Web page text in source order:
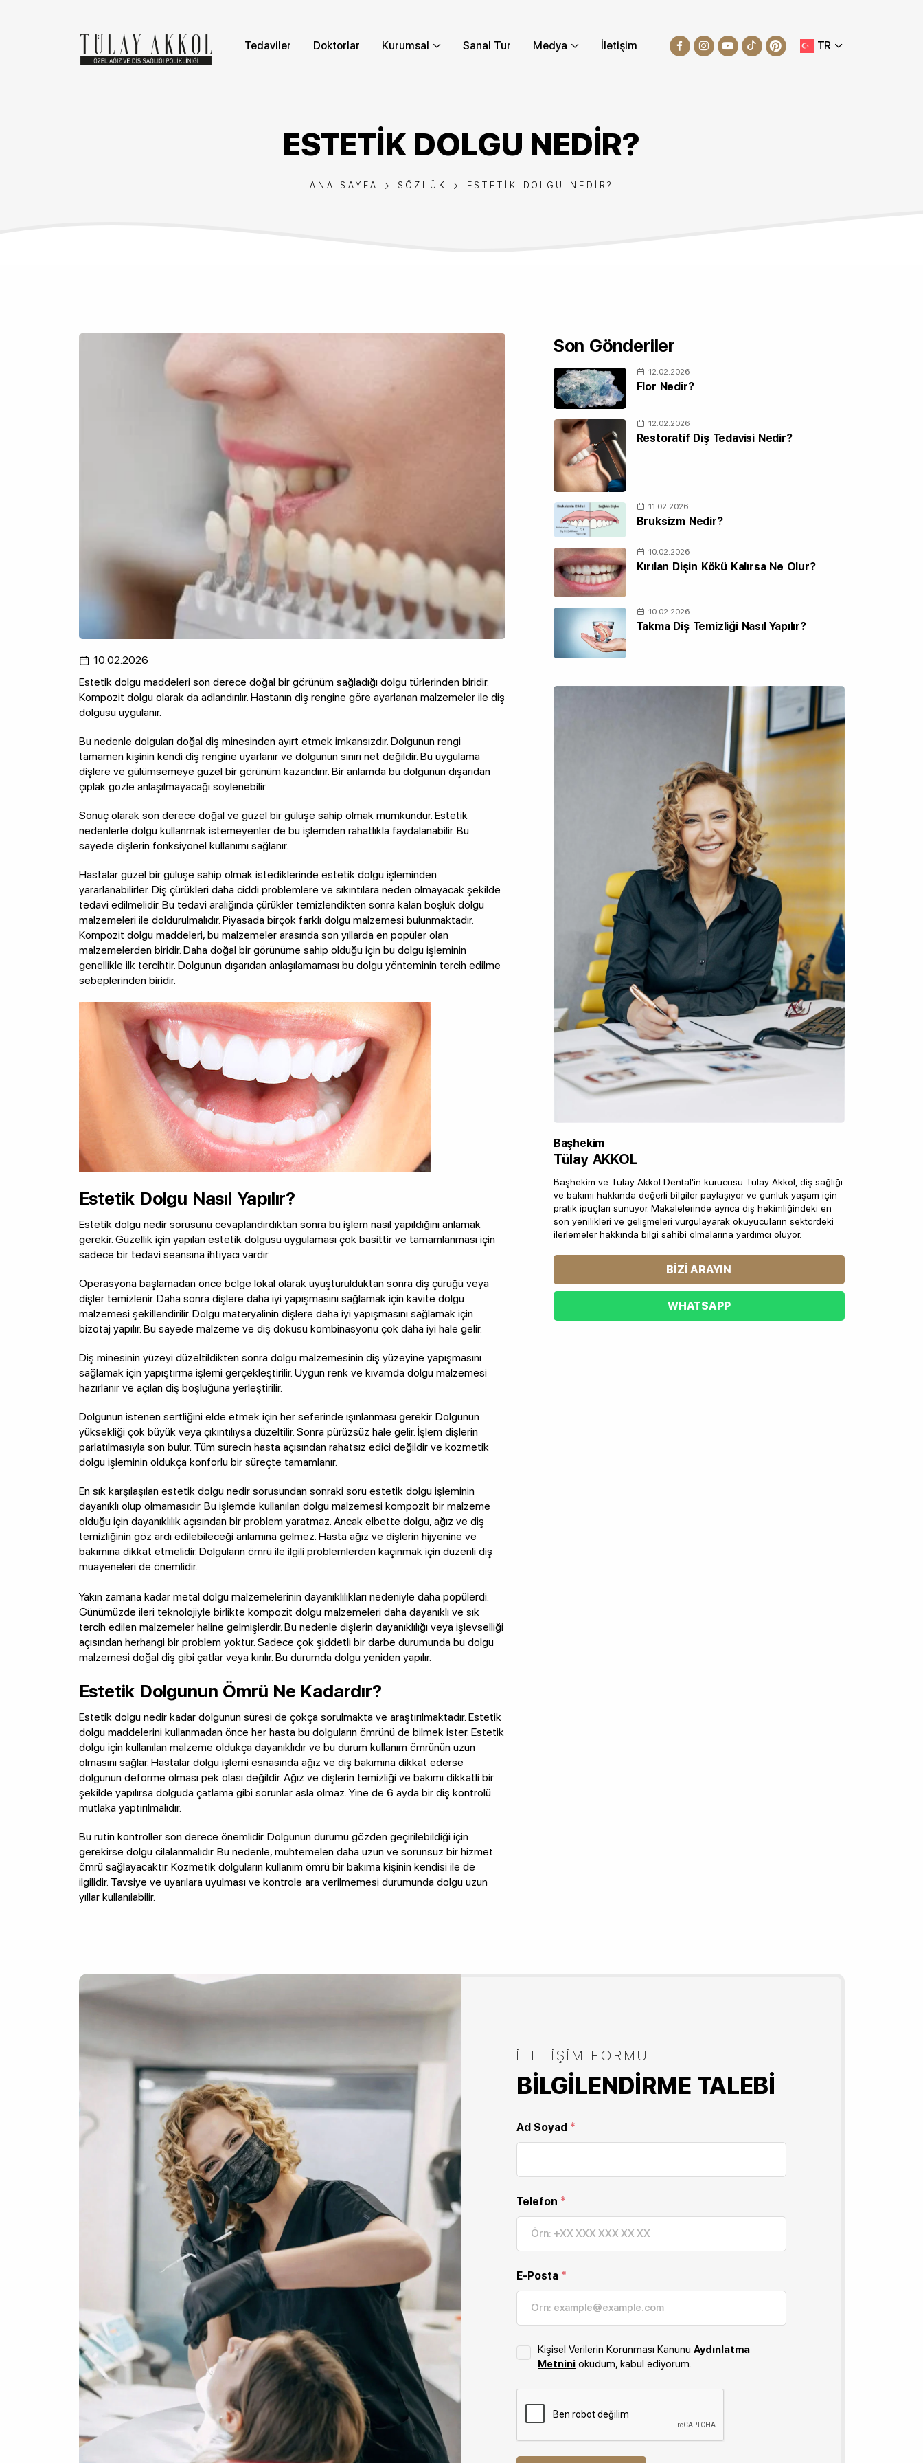
Tedaviler Doktorlar Kurumsal Sanal Tur Medya İletişim TR
ESTETIK DOLGU NEDIR?
ANA SAYFA SÖZLÜK ESTETIK DOLGU NEDIR?
10.02.2026
Estetik dolgu maddeleri son derece doğal bir görünüm sağladığı dolgu türlerinden biridir.
Kompozit dolgu olarak da adlandırılır. Hastanın diş rengine göre ayarlanan malzemeler ile diş
dolgusu uygulanır.
Bu nedenle dolguları doğal diş minesinden ayırt etmek imkansızdır. Dolgunun rengi
tamamen kişinin kendi diş rengine uyarlanır ve dolgunun sınırı net değildir. Bu uygulama
dişlere ve gülümsemeye güzel bir görünüm kazandırır. Bir anlamda bu dolgunun dışarıdan
çıplak gözle anlaşılmayacağı söylenebilir.
Sonuç olarak son derece doğal ve güzel bir gülüşe sahip olmak mümkündür. Estetik
nedenlerle dolgu kullanmak istemeyenler de bu işlemden rahatlıkla faydalanabilir. Bu
sayede dişlerin fonksiyonel kullanımı sağlanır.
Hastalar güzel bir gülüşe sahip olmak istediklerinde estetik dolgu işleminden
yararlanabilirler. Diş çürükleri daha ciddi problemlere ve sıkıntılara neden olmayacak şekilde
tedavi edilmelidir. Bu tedavi aralığında çürükler temizlendikten sonra kalan boşluk dolgu
malzemeleri ile doldurulmalıdır. Piyasada birçok farklı dolgu malzemesi bulunmaktadır.
Kompozit dolgu maddeleri, bu malzemeler arasında son yıllarda en popüler olan
malzemelerden biridir. Daha doğal bir görünüme sahip olduğu için bu dolgu işleminin
genellikle ilk tercihtir. Dolgunun dışarıdan anlaşılamaması bu dolgu yönteminin tercih edilme
sebeplerinden biridir.
Estetik Dolgu Nasıl Yapılır?
Estetik dolgu nedir sorusunu cevaplandırdıktan sonra bu işlem nasıl yapıldığını anlamak
gerekir. Güzellik için yapılan estetik dolgusu uygulaması çok basittir ve tamamlanması için
sadece bir tedavi seansına ihtiyacı vardır.
Operasyona başlamadan önce bölge lokal olarak uyuşturulduktan sonra diş çürüğü veya
dişler temizlenir. Daha sonra dişlere daha iyi yapışmasını sağlamak için kavite dolgu
malzemesi şekillendirilir. Dolgu materyalinin dişlere daha iyi yapışmasını sağlamak için
bizotaj yapılır. Bu sayede malzeme ve diş dokusu kombinasyonu çok daha iyi hale gelir.
Diş minesinin yüzeyi düzeltildikten sonra dolgu malzemesinin diş yüzeyine yapışmasını
sağlamak için yapıştırma işlemi gerçekleştirilir. Uygun renk ve kıvamda dolgu malzemesi
hazırlanır ve açılan diş boşluğuna yerleştirilir.
Dolgunun istenen sertliğini elde etmek için her seferinde ışınlanması gerekir. Dolgunun
yüksekliği çok büyük veya çıkıntılıysa düzeltilir. Sonra pürüzsüz hale gelir. İşlem dişlerin
parlatılmasıyla son bulur. Tüm sürecin hasta açısından rahatsız edici değildir ve kozmetik
dolgu işleminin oldukça konforlu bir süreçte tamamlanır.
En sık karşılaşılan estetik dolgu nedir sorusundan sonraki soru estetik dolgu işleminin
dayanıklı olup olmamasıdır. Bu işlemde kullanılan dolgu malzemesi kompozit bir malzeme
olduğu için dayanıklılık açısından bir problem yaratmaz. Ancak elbette dolgu, ağız ve diş
temizliğinin göz ardı edilebileceği anlamına gelmez. Hasta ağız ve dişlerin hijyenine ve
bakımına dikkat etmelidir. Dolguların ömrü ile ilgili problemlerden kaçınmak için düzenli diş
muayeneleri de önemlidir.
Yakın zamana kadar metal dolgu malzemelerinin dayanıklılıkları nedeniyle daha popülerdi.
Günümüzde ileri teknolojiyle birlikte kompozit dolgu malzemeleri daha dayanıklı ve sık
tercih edilen malzemeler haline gelmişlerdir. Bu nedenle dişlerin dayanıklılığı veya işlevselliği
açısından herhangi bir problem yoktur. Sadece çok şiddetli bir darbe durumunda bu dolgu
malzemesi doğal diş gibi çatlar veya kırılır. Bu durumda dolgu yeniden yapılır.
Estetik Dolgunun Ömrü Ne Kadardır?
Estetik dolgu nedir kadar dolgunun süresi de çokça sorulmakta ve araştırılmaktadır. Estetik
dolgu maddelerini kullanmadan önce her hasta bu dolguların ömrünü de bilmek ister. Estetik
dolgu için kullanılan malzeme oldukça dayanıklıdır ve bu durum kullanım ömrünün uzun
olmasını sağlar. Hastalar dolgu işlemi esnasında ağız ve diş bakımına dikkat ederse
dolgunun deforme olması pek olası değildir. Ağız ve dişlerin temizliği ve bakımı dikkatli bir
şekilde yapılırsa dolguda çatlama gibi sorunlar asla olmaz. Yine de 6 ayda bir diş kontrolü
mutlaka yaptırılmalıdır.
Bu rutin kontroller son derece önemlidir. Dolgunun durumu gözden geçirilebildiği için
gerekirse dolgu cilalanmalıdır. Bu nedenle, muhtemelen daha uzun ve sorunsuz bir hizmet
ömrü sağlayacaktır. Kozmetik dolguların kullanım ömrü bir bakıma kişinin kendisi ile de
ilgilidir. Tavsiye ve uyarılara uyulması ve kontrole ara verilmemesi durumunda dolgu uzun
yıllar kullanılabilir.
Son Gönderiler
12.02.2026
Flor Nedir?
12.02.2026
Restoratif Diş Tedavisi Nedir?
11.02.2026
Bruksizm Nedir?
10.02.2026
Kırılan Dişin Kökü Kalırsa Ne Olur?
10.02.2026
Takma Diş Temizliği Nasıl Yapılır?
Başhekim
Tülay AKKOL
Başhekim ve Tülay Akkol Dental'in kurucusu Tülay Akkol, diş sağlığı
ve bakımı hakkında değerli bilgiler paylaşıyor ve günlük yaşam için
pratik ipuçları sunuyor. Makalelerinde ayrıca diş hekimliğindeki en
son yenilikleri ve gelişmeleri vurgulayarak okuyucuların sektördeki
ilerlemeler hakkında bilgi sahibi olmalarına yardımcı oluyor.
BIZI ARAYIN
WHATSAPP
İLETIŞIM FORMU
BILGILENDIRME TALEBI
Ad Soyad *
Telefon *
E-Posta *
Kişisel Verilerin Korunması Kanunu Aydınlatma
Metnini okudum, kabul ediyorum.